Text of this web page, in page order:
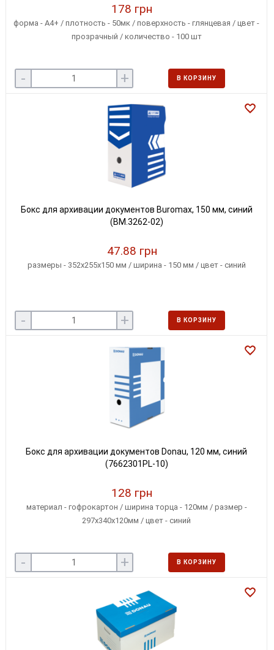
178 грн
форма - А4+ / плотность - 50мк / поверхность - глянцевая / цвет -
прозрачный / количество - 100 шт
- + В КОРЗИНУ
Бокс для архивации документов Buromax, 150 мм, синий
(BM.3262-02)
47.88 грн
размеры - 352х255х150 мм / ширина - 150 мм / цвет - синий
- + В КОРЗИНУ
Бокс для архивации документов Donau, 120 мм, синий
(7662301PL-10)
128 грн
материал - гофрокартон / ширина торца - 120мм / размер -
297х340х120мм / цвет - синий
- + В КОРЗИНУ